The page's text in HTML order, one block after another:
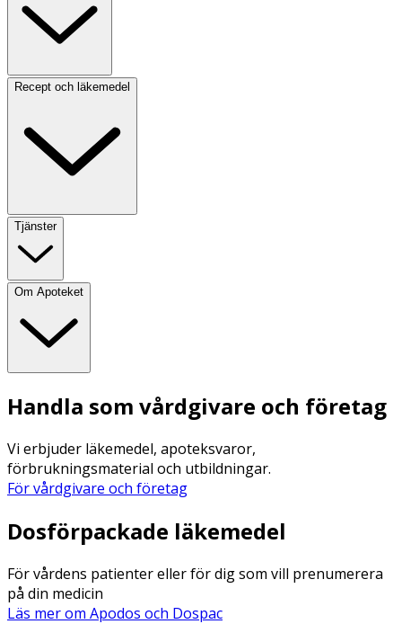
Recept och läkemedel
Tjänster
Om Apoteket
Handla som vårdgivare och företag
Vi erbjuder läkemedel, apoteksvaror,
förbrukningsmaterial och utbildningar.
För vårdgivare och företag
Dosförpackade läkemedel
För vårdens patienter eller för dig som vill prenumerera
på din medicin
Läs mer om Apodos och Dospac